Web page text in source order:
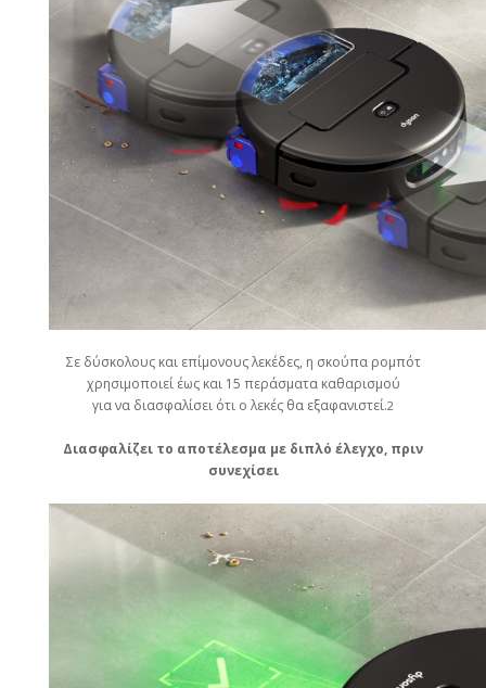
Σε δύσκολους και επίμονους λεκέδες, η σκούπα ρομπότ
χρησιμοποιεί έως και 15 περάσματα καθαρισμού
για να διασφαλίσει ότι ο λεκές θα εξαφανιστεί.2
Διασφαλίζει το αποτέλεσμα με διπλό έλεγχο, πριν
συνεχίσει